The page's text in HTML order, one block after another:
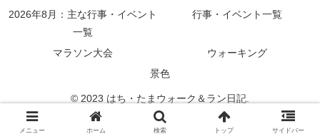
2026年8月：主な行事・イベント
一覧
行事・イベント一覧
マラソン大会
ウォーキング
景色
© 2023 はち・たまウォーク＆ラン日記.
メニュー ホーム 検索 トップ サイドバー